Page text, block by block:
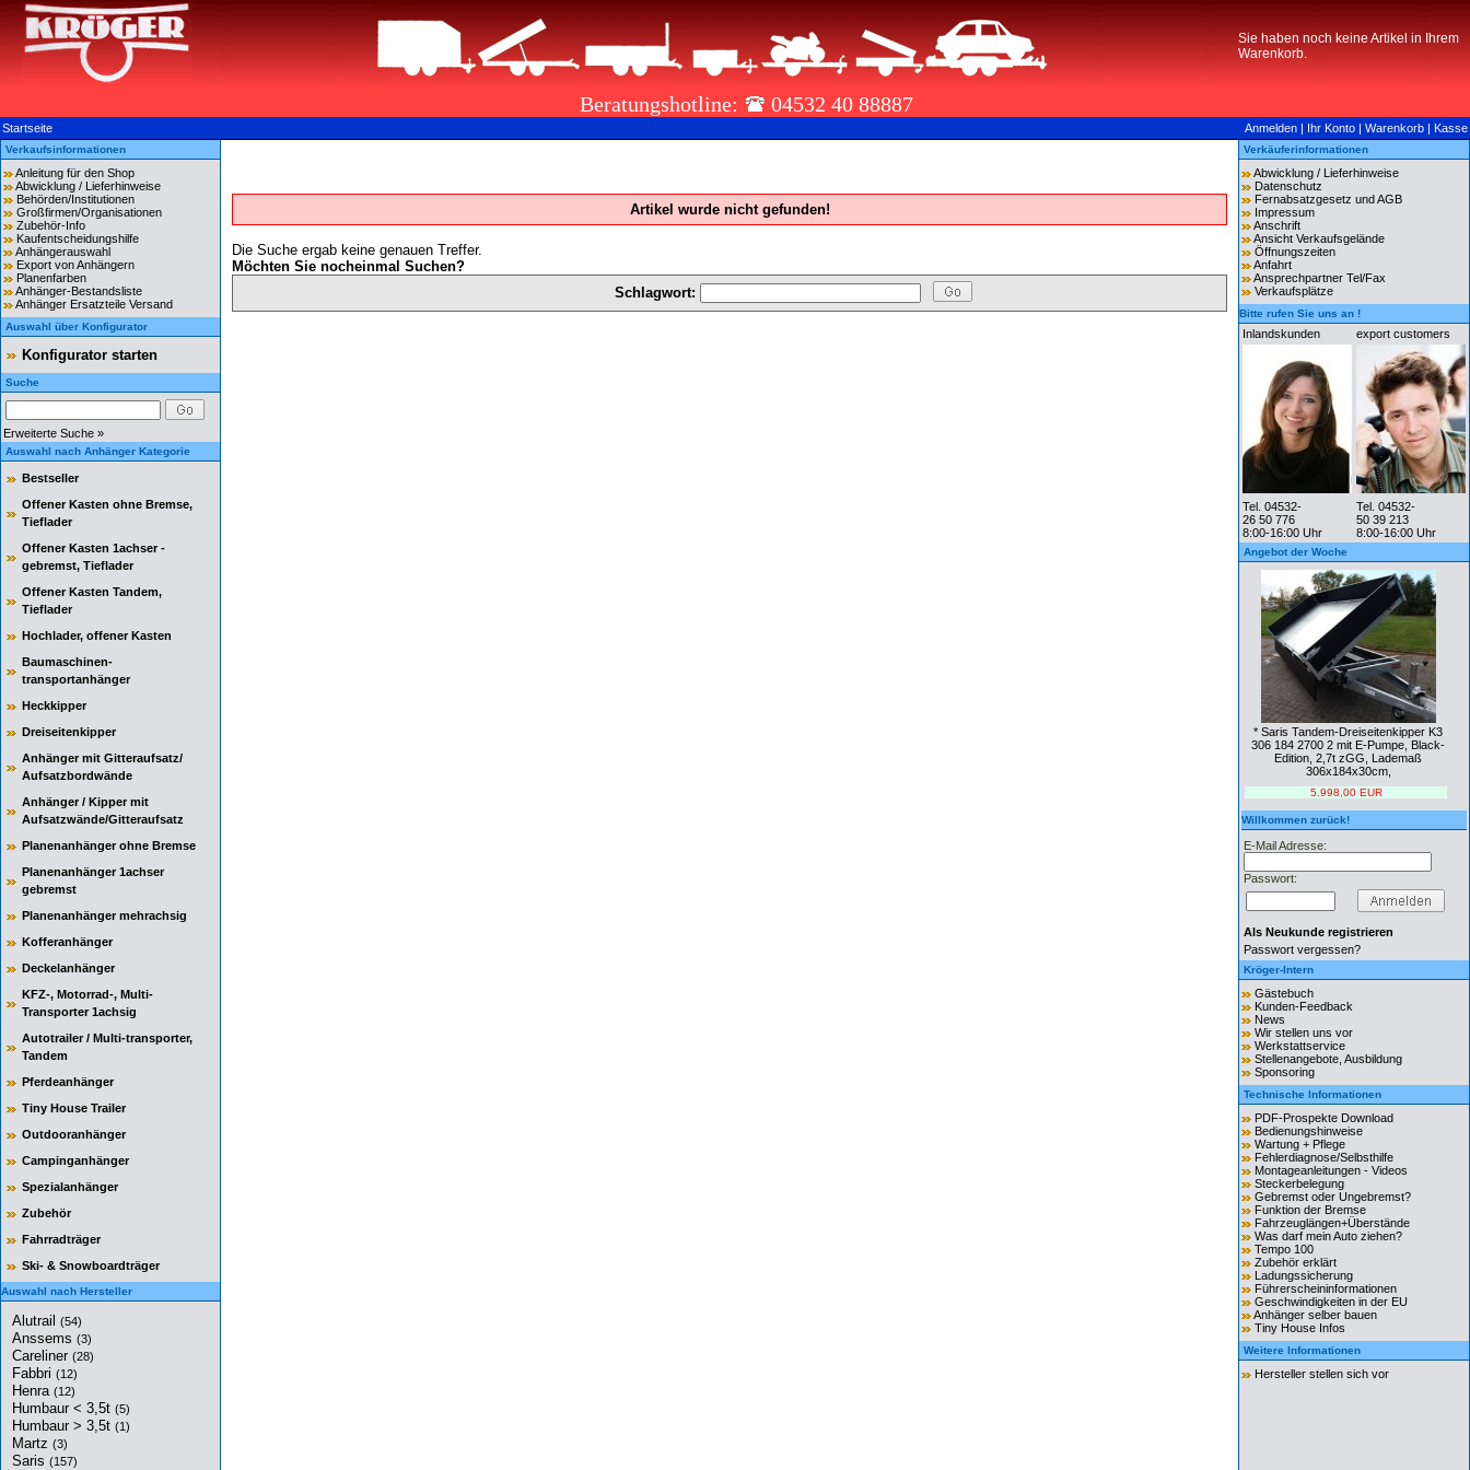
Sie haben noch keine Artikel in Ihrem
Warenkorb.
Beratungshotline: 04532 40 88887
Startseite Anmelden | Ihr Konto | Warenkorb | Kasse
Verkaufsinformationen
Anleitung für den Shop
Abwicklung / Lieferhinweise
Behörden/Institutionen
Großfirmen/Organisationen
Zubehör-Info
Kaufentscheidungshilfe
Anhängerauswahl
Export von Anhängern
Planenfarben
Anhänger-Bestandsliste
Anhänger Ersatzteile Versand
Auswahl über Konfigurator
Konfigurator starten
Suche
Erweiterte Suche »
Auswahl nach Anhänger Kategorie
Bestseller
Offener Kasten ohne Bremse,
Tieflader
Offener Kasten 1achser -
gebremst, Tieflader
Offener Kasten Tandem,
Tieflader
Hochlader, offener Kasten
Baumaschinen-
transportanhänger
Heckkipper
Dreiseitenkipper
Anhänger mit Gitteraufsatz/
Aufsatzbordwände
Anhänger / Kipper mit
Aufsatzwände/Gitteraufsatz
Planenanhänger ohne Bremse
Planenanhänger 1achser
gebremst
Planenanhänger mehrachsig
Kofferanhänger
Deckelanhänger
KFZ-, Motorrad-, Multi-
Transporter 1achsig
Autotrailer / Multi-transporter,
Tandem
Pferdeanhänger
Tiny House Trailer
Outdooranhänger
Campinganhänger
Spezialanhänger
Zubehör
Fahrradträger
Ski- & Snowboardträger
Auswahl nach Hersteller
Alutrail (54)
Anssems (3)
Careliner (28)
Fabbri (12)
Henra (12)
Humbaur < 3,5t (5)
Humbaur > 3,5t (1)
Martz (3)
Saris (157)
Artikel wurde nicht gefunden!
Die Suche ergab keine genauen Treffer.
Möchten Sie nocheinmal Suchen?
Schlagwort:
Verkäuferinformationen
Abwicklung / Lieferhinweise
Datenschutz
Fernabsatzgesetz und AGB
Impressum
Anschrift
Ansicht Verkaufsgelände
Öffnungszeiten
Anfahrt
Ansprechpartner Tel/Fax
Verkaufsplätze
Bitte rufen Sie uns an !
Inlandskunden export customers
Tel. 04532-
26 50 776
8:00-16:00 Uhr
Tel. 04532-
50 39 213
8:00-16:00 Uhr
Angebot der Woche
* Saris Tandem-Dreiseitenkipper K3
306 184 2700 2 mit E-Pumpe, Black-
Edition, 2,7t zGG, Lademaß
306x184x30cm,
5.998,00 EUR
Willkommen zurück!
E-Mail Adresse:
Passwort:
Als Neukunde registrieren
Passwort vergessen?
Kröger-Intern
Gästebuch
Kunden-Feedback
News
Wir stellen uns vor
Werkstattservice
Stellenangebote, Ausbildung
Sponsoring
Technische Informationen
PDF-Prospekte Download
Bedienungshinweise
Wartung + Pflege
Fehlerdiagnose/Selbsthilfe
Montageanleitungen - Videos
Steckerbelegung
Gebremst oder Ungebremst?
Funktion der Bremse
Fahrzeuglängen+Überstände
Was darf mein Auto ziehen?
Tempo 100
Zubehör erklärt
Ladungssicherung
Führerscheininformationen
Geschwindigkeiten in der EU
Anhänger selber bauen
Tiny House Infos
Weitere Informationen
Hersteller stellen sich vor